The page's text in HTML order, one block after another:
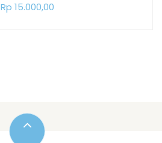
Rp 15.000,00